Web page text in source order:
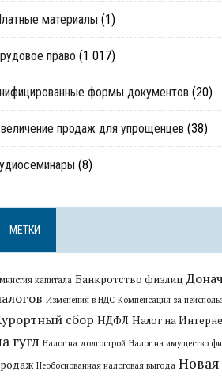
материалы (1)
право (1 017)
формы документов (20)
продаж для упрощенцев (38)
(8)
МЕТКИ
капитала Банкротство физлиц
Изменения в НДС Компенсация за
сбор НДФЛ Налог на
гугл Налог на долгострой Налог на имущество
Необоснованная налоговая выгода Новая